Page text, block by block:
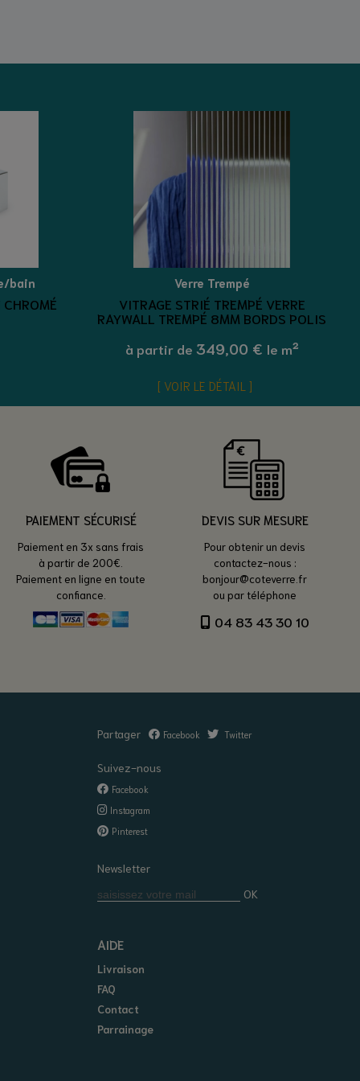
bain Verre Trempé
VITRAGE STRIÉ TREMPÉ VERRE
RAYWALL TREMPÉ 8MM BORDS POLIS
à partir de 349,00 € le m²
VOIR LE DÉTAIL
PAIEMENT SÉCURISÉ
Paiement en 3x sans frais
à partir de 200€.
Paiement en ligne en toute
confiance.
DEVIS SUR MESURE
Pour obtenir un devis
contactez-nous :
bonjour@coteverre.fr
ou par téléphone
04 83 43 30 10
Partager Facebook Twitter
Suivez-nous
Facebook
Instagram
Pinterest
Newsletter
OK
AIDE
Livraison
FAQ
Contact
Parrainage